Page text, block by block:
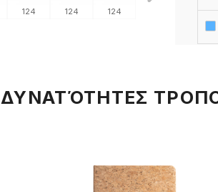
124 124 124 119
ΔΥΝΑΤΌΤΗΤΕΣ